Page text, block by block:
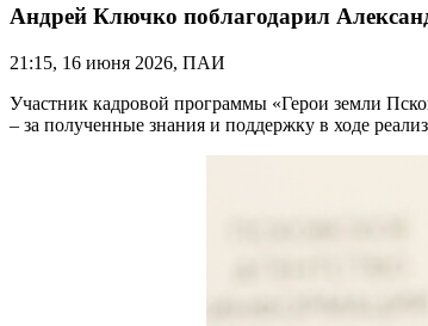
Андрей Ключко поблагодарил
21:15, 16 июня 2026, ПАИ
Участник кадровой программы «Герои земли
– за полученные знания и поддержку в ходе